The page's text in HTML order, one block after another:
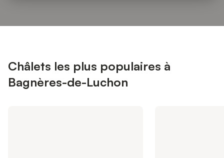
Châlets les plus populaires à
Bagnères-de-Luchon